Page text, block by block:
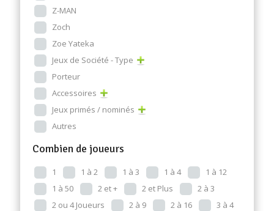
Z-MAN
Zoch
Zoe Yateka
Jeux de Société - Type
Porteur
Accessoires
Jeux primés / nominés
Autres
Combien de joueurs
1 1 à 2 1 à 3 1 à 4
1 à 12
1 à 50
2 et + 2 et Plus
2 à 3
2 ou 4 Joueurs
2 à 9 2 à 16
3 à 4